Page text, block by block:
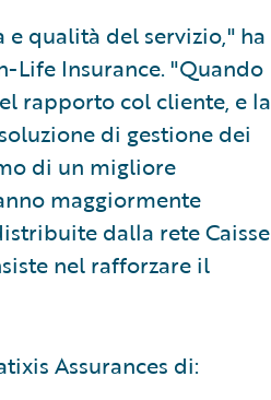
qualità del servizio," ha
Life Insurance. "Quando
rapporto col cliente, e la
di gestione dei
di un migliore
maggiormente
dalla rete Caisse
nel rafforzare il
Assurances di: